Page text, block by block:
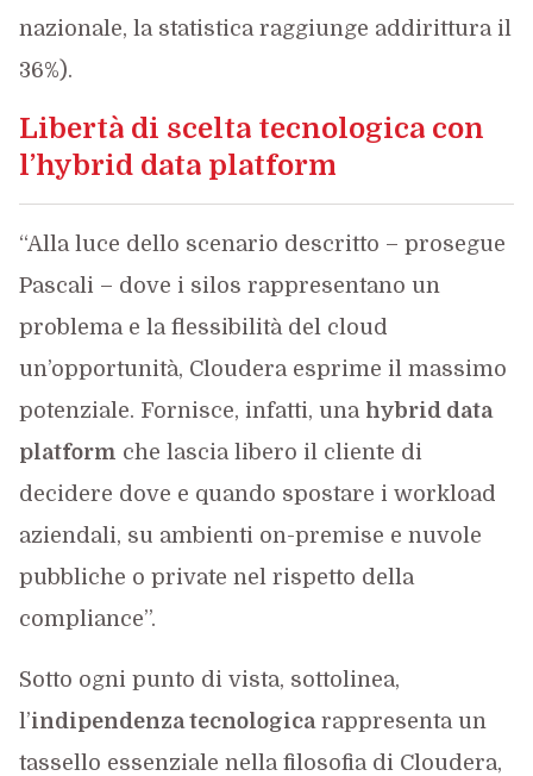
nazionale, la statistica raggiunge addirittura il
36%).
Libertà di scelta tecnologica con
l’hybrid data platform
“Alla luce dello scenario descritto – prosegue
Pascali – dove i silos rappresentano un
problema e la flessibilità del cloud
un’opportunità, Cloudera esprime il massimo
potenziale. Fornisce, infatti, una hybrid data
platform che lascia libero il cliente di
decidere dove e quando spostare i workload
aziendali, su ambienti on-premise e nuvole
pubbliche o private nel rispetto della
compliance”.
Sotto ogni punto di vista, sottolinea,
l’indipendenza tecnologicarappresenta un
tassello essenziale nella filosofia di Cloudera,